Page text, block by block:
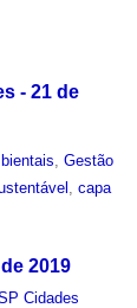
- 21 de
,Gestão
,capa
2019
Cidades